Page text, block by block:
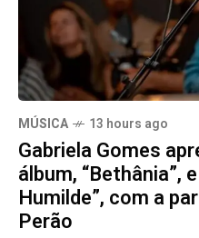
MÚSICA 13 hours ago
Gabriela Gomes
álbum, “Bethânia”,
Humilde”, com a
Perão